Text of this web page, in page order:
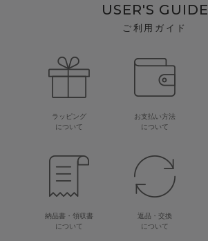
USER'S GUIDE
ご利用ガイド
ラッピング
について
お支払い方法
について
納品書・領収書
について
返品・交換
について